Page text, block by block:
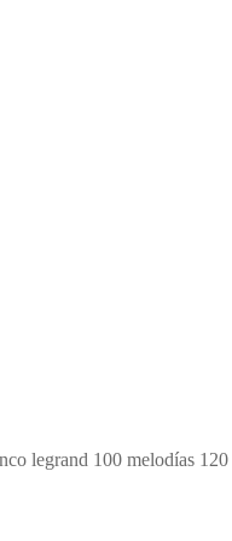
legrand 100 melodías